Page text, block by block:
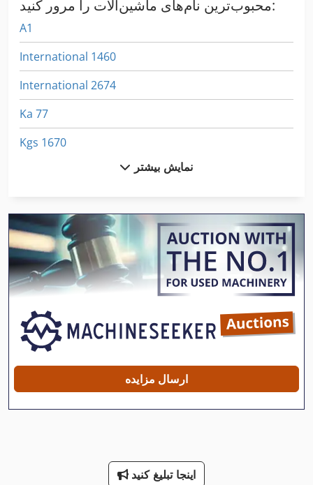
محبوب‌ترین نام‌های ماشین‌آلات را مرور کنید:
A1
International 1460
International 2674
Ka 77
Kgs 1670
Neophot 2
Ng 200
Nu 204
انتقال کامیون جک
ایمنی کامیون های نوار
بیل هیدرولیکی کامیون
نمایش بیشتر
ارسال مزایده
اینجا تبلیغ کنید